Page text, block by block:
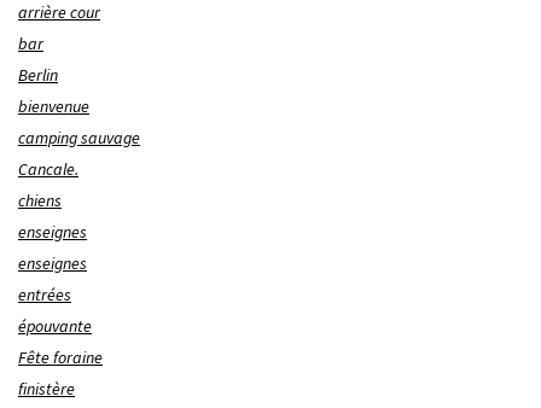
arrière cour
bar
Berlin
bienvenue
camping sauvage
Cancale.
chiens
enseignes
enseignes
entrées
épouvante
Fête foraine
finistère